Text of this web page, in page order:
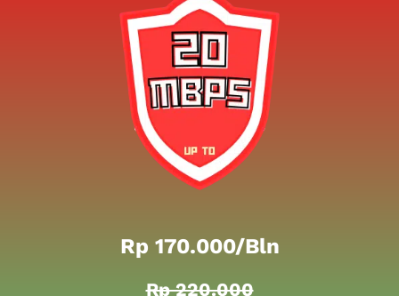
Rp 170.000/bln
Rp 220.000